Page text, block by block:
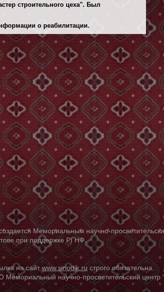
строительного цеха". Был
о реабилитации.
Мемориальным научно-
при поддержке РГНФ.
на сайтwww.sinodik.ru строго обязательна.
научно-просветительский центр